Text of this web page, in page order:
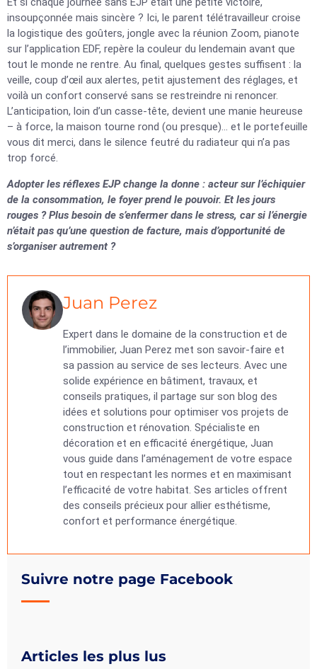
Suivre notre page Facebook
Articles les plus lus
insoupçonnée mais sincère ? Ici, le parent télétravailleur croise
la logistique des goûters, jongle avec la réunion Zoom, pianote
sur l’application EDF, repère la couleur du lendemain avant que
tout le monde ne rentre. Au final, quelques gestes suffisent : la
veille, coup d’œil aux alertes, petit ajustement des réglages, et
voilà un confort conservé sans se restreindre ni renoncer.
L’anticipation, loin d’un casse-tête, devient une manie heureuse
– à force, la maison tourne rond (ou presque)… et le portefeuille
vous dit merci, dans le silence feutré du radiateur qui n’a pas
trop forcé.
Adopter les réflexes EJP change la donne : acteur sur l’échiquier
de la consommation, le foyer prend le pouvoir. Et les jours
rouges ? Plus besoin de s’enfermer dans le stress, car si l’énergie
n’était pas qu’une question de facture, mais d’opportunité de
s’organiser autrement ?
Juan Perez
Expert dans le domaine de la construction et de
l’immobilier, Juan Perez met son savoir-faire et
sa passion au service de ses lecteurs. Avec une
solide expérience en bâtiment, travaux, et
conseils pratiques, il partage sur son blog des
idées et solutions pour optimiser vos projets de
construction et rénovation. Spécialiste en
décoration et en efficacité énergétique, Juan
vous guide dans l’aménagement de votre espace
tout en respectant les normes et en maximisant
l’efficacité de votre habitat. Ses articles offrent
des conseils précieux pour allier esthétisme,
confort et performance énergétique.